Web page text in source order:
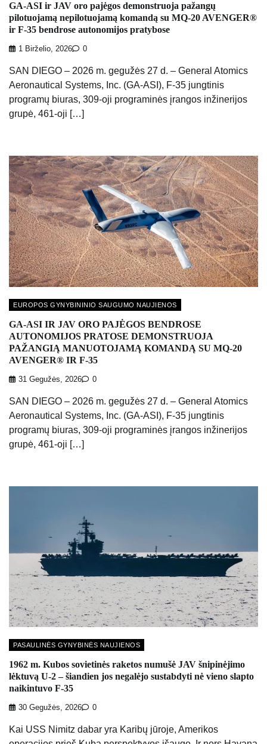
GA-ASI ir JAV oro pajėgos demonstruoja pažangų
pilotuojamą nepilotuojamą komandą su MQ-20 AVENGER®
ir F-35 bendrose autonomijos pratybose
1 Birželio, 2026 0
SAN DIEGO – 2026 m. gegužės 27 d. – General Atomics
Aeronautical Systems, Inc. (GA-ASI), F-35 jungtinis
programų biuras, 309-oji programinės įrangos inžinerijos
grupė, 461-oji […]
EUROPOS GYNYBININIO SAUGUMO NAUJIENOS
GA-ASI IR JAV ORO PAJĖGOS BENDROSE
AUTONOMIJOS PRATOSE DEMONSTRUOJA
PAŽANGIĄ MANUOTOJAMĄ KOMANDĄ SU MQ-20
AVENGER® IR F-35
31 Gegužės, 2026 0
SAN DIEGO – 2026 m. gegužės 27 d. – General Atomics
Aeronautical Systems, Inc. (GA-ASI), F-35 jungtinis
programų biuras, 309-oji programinės įrangos inžinerijos
grupė, 461-oji […]
PASAULINĖS GYNYBINĖS NAUJIENOS
1962 m. Kubos sovietinės raketos numušė JAV šnipinėjimo
lėktuvą U-2 – šiandien jos negalėjo sustabdyti nė vieno slapto
naikintuvo F-35
30 Gegužės, 2026 0
Kai USS Nimitz dabar yra Karibų jūroje, Amerikos